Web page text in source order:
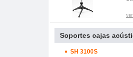
Soportes cajas
SH 3100S